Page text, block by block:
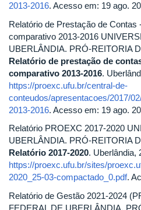
2013-2016. Acesso em: 19 ago.
Relatório de Prestação de
comparativo 2013-2016
UBERLÂNDIA. PRÓ-REITORIA
Relatório de prestação de
comparativo 2013-2016.
https://proexc.ufu.br/central-de-
conteudos/apresentacoes/2017/
2013-2016. Acesso em: 19 ago.
Relatório PROEXC 2017-2020
UBERLÂNDIA. PRÓ-REITORIA
Relatório 2017-2020. Uberlândia,
https://proexc.ufu.br/sites/
2020_25-03-compactado_0.pdf.
Relatório de Gestão 2021-2024
FEDERAL DE UBERLÂNDIA.